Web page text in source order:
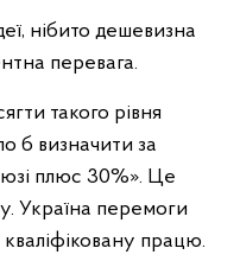
нібито дешевизна
перевага.
такого рівня
б визначити за
плюс 30%». Це
Україна перемоги
працю.